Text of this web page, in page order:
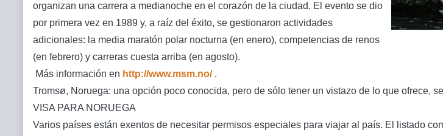
organizan una carrera a medianoche en el corazón de la ciudad. El evento se dio
por primera vez en 1989 y, a raíz del éxito, se gestionaron actividades
adicionales: la media maratón polar nocturna (en enero), competencias de renos
(en febrero) y carreras cuesta arriba (en agosto).
Más información en http://www.msm.no/ .
Tromsø, Noruega: una opción poco conocida, pero de sólo tener un vistazo de lo que ofrece,
VISA PARA NORUEGA
Varios países están exentos de necesitar permisos especiales para viajar al país. El listado